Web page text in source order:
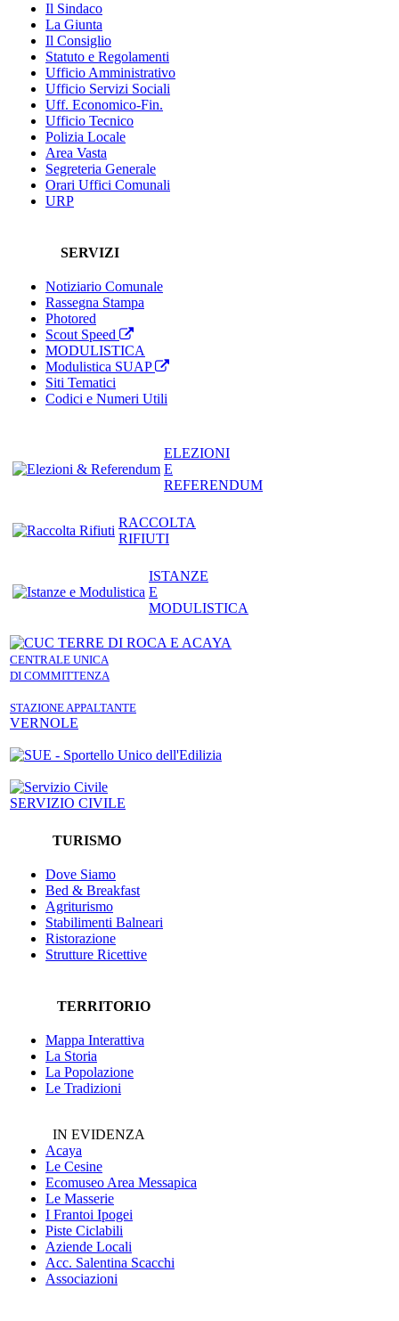
Il Sindaco
La Giunta
Il Consiglio
Statuto e Regolamenti
Ufficio Amministrativo
Ufficio Servizi Sociali
Uff. Economico-Fin.
Ufficio Tecnico
Polizia Locale
Area Vasta
Segreteria Generale
Orari Uffici Comunali
URP
SERVIZI
Notiziario Comunale
Rassegna Stampa
Photored
Scout Speed
MODULISTICA
Modulistica SUAP
Siti Tematici
Codici e Numeri Utili
ELEZIONI
E
REFERENDUM
RACCOLTA
RIFIUTI
ISTANZE
E
MODULISTICA
CENTRALE UNICA
DI COMMITTENZA
STAZIONE APPALTANTE
VERNOLE
SERVIZIO CIVILE
TURISMO
Dove Siamo
Bed & Breakfast
Agriturismo
Stabilimenti Balneari
Ristorazione
Strutture Ricettive
TERRITORIO
Mappa Interattiva
La Storia
La Popolazione
Le Tradizioni
IN EVIDENZA
Acaya
Le Cesine
Ecomuseo Area Messapica
Le Masserie
I Frantoi Ipogei
Piste Ciclabili
Aziende Locali
Acc. Salentina Scacchi
Associazioni